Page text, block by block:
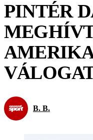
PINTÉR
B. B.